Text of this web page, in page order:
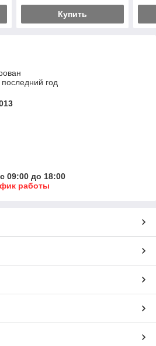
Купить
год
09:00 до 18:00
работы